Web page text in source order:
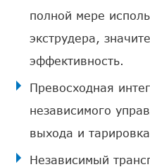
полной мере
экструдера,
эффективность.
Превосходная
независимого
выхода и
Независимый